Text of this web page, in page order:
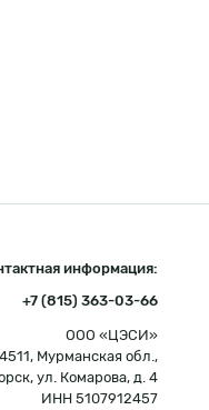
информация:
+7 (815) 363-03-66
ООО «ЦЭСИ»
Мурманская обл.,
ул. Комарова, д. 4
ИНН 5107912457